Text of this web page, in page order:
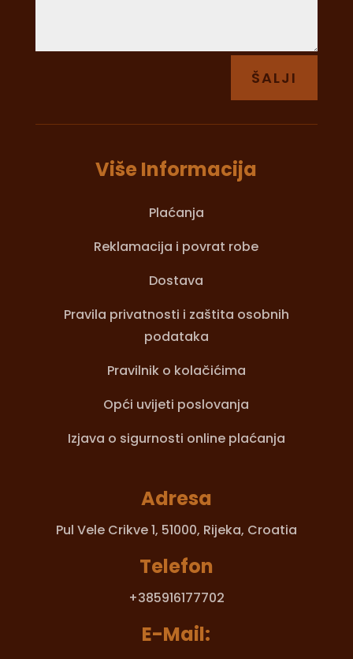
ŠALJI
Više Informacija
Plaćanja
Reklamacija i povrat robe
Dostava
Pravila privatnosti i zaštita osobnih
podataka
Pravilnik o kolačićima
Opći uvijeti poslovanja
Izjava o sigurnosti online plaćanja
Adresa
Pul Vele Crikve 1, 51000, Rijeka, Croatia
Telefon
+385916177702
E-Mail: